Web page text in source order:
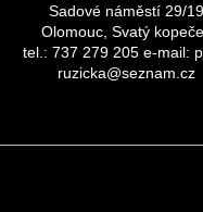
Sadové náměstí 29/19
Olomouc, Svatý
tel.: 737 279 205 e-mail:
ruzicka@seznam.cz